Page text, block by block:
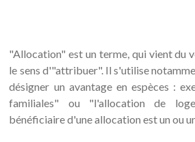
"Allocation" est un terme, qui vient du
le sens d'"attribuer". Il s'utilise
désigner un avantage en espèces :
familiales" ou "l'allocation de
bénéficiaire d'une allocation est un ou